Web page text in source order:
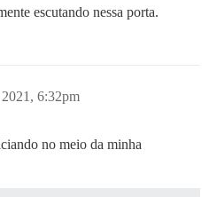
escutando nessa porta.
6:32pm
no meio da minha